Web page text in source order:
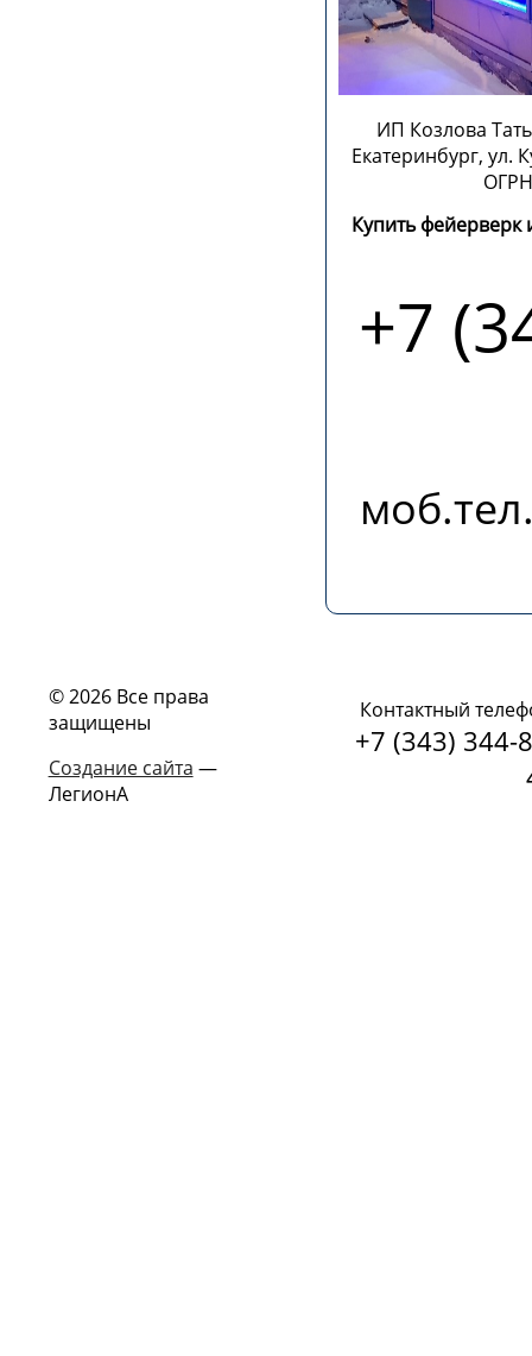
ИП Козлова
Екатеринбург, ул.
Купить фейерверк
+7
© 2026 Все права
защищены
Создание сайта —
ЛегионА
Контактный
+7 (343) 344-